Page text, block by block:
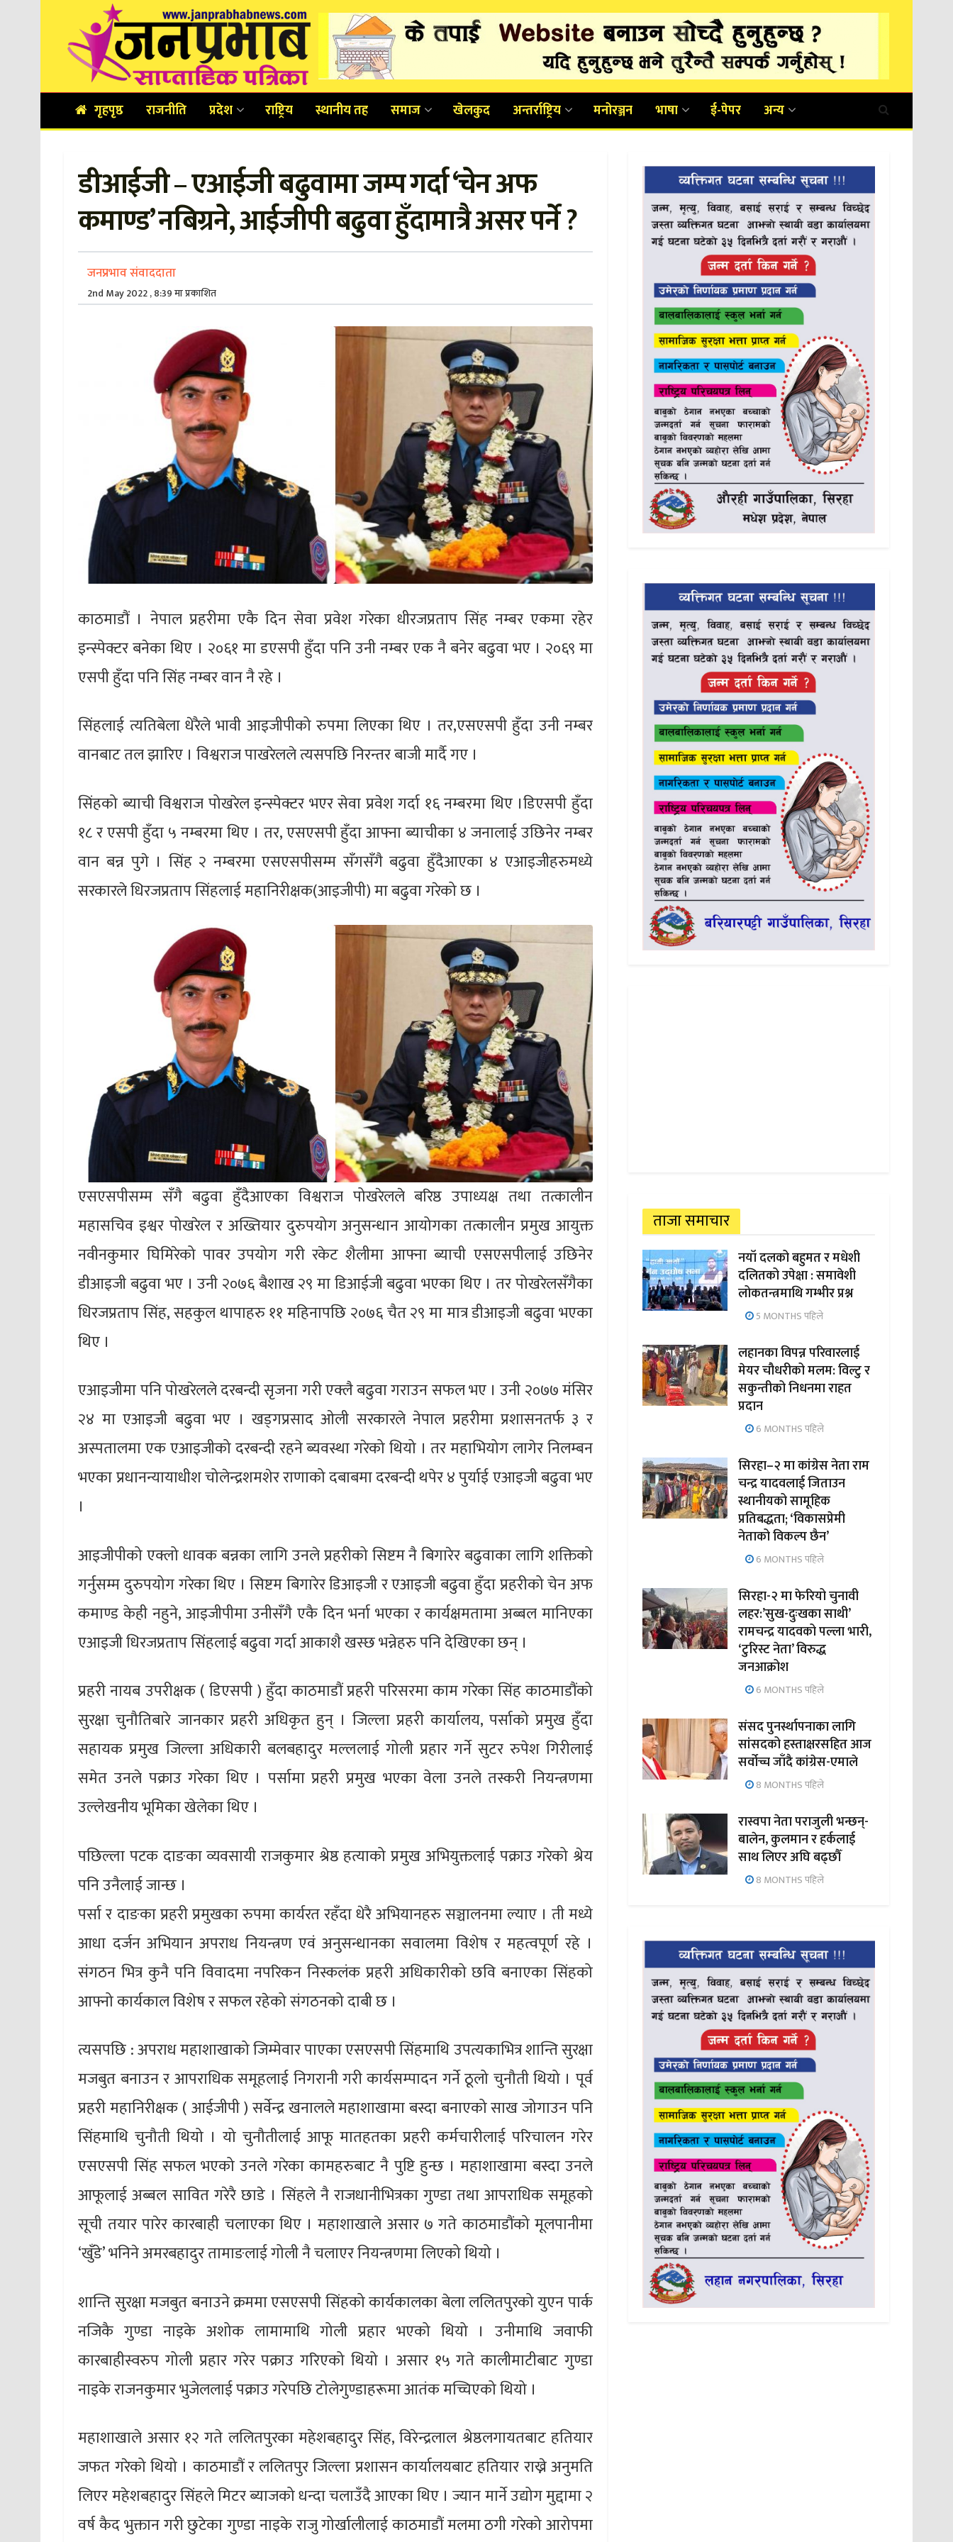
गृहपृष्ठ राजनीति प्रदेश राष्ट्रिय स्थानीय तह समाज खेलकुद अन्तर्राष्ट्रिय मनोरञ्जन भाषा ई-पेपर अन्य
डीआईजी – एआईजी बढुवामा जम्प गर्दा ‘चेन अफ
कमाण्ड’ नबिग्रने, आईजीपी बढुवा हुँदामात्रै असर पर्ने ?
जनप्रभाव संवाददाता
2nd May 2022 , 8:39 मा प्रकाशित
काठमाडौं । नेपाल प्रहरीमा एकै दिन सेवा प्रवेश गरेका धीरजप्रताप सिंह नम्बर एकमा रहेर
इन्स्पेक्टर बनेका थिए । २०६१ मा डएसपी हुँदा पनि उनी नम्बर एक नै बनेर बढुवा भए । २०६९ मा
एसपी हुँदा पनि सिंह नम्बर वान नै रहे ।
सिंहलाई त्यतिबेला धेरैले भावी आइजीपीको रुपमा लिएका थिए । तर,एसएसपी हुँदा उनी नम्बर
वानबाट तल झारिए । विश्वराज पाखरेलले त्यसपछि निरन्तर बाजी मार्दै गए ।
सिंहको ब्याची विश्वराज पोखरेल इन्स्पेक्टर भएर सेवा प्रवेश गर्दा १६ नम्बरमा थिए ।डिएसपी हुँदा
१८ र एसपी हुँदा ५ नम्बरमा थिए । तर, एसएसपी हुँदा आफ्ना ब्याचीका ४ जनालाई उछिनेर नम्बर
वान बन्न पुगे । सिंह २ नम्बरमा एसएसपीसम्म सँगसँगै बढुवा हुँदैआएका ४ एआइजीहरुमध्ये
सरकारले धिरजप्रताप सिंहलाई महानिरीक्षक(आइजीपी) मा बढुवा गरेको छ ।
एसएसपीसम्म सँगै बढुवा हुँदैआएका विश्वराज पोखरेलले बरिष्ठ उपाध्यक्ष तथा तत्कालीन
महासचिव इश्वर पोखरेल र अख्तियार दुरुपयोग अनुसन्धान आयोगका तत्कालीन प्रमुख आयुक्त
नवीनकुमार घिमिरेको पावर उपयोग गरी रकेट शैलीमा आफ्ना ब्याची एसएसपीलाई उछिनेर
डीआइजी बढुवा भए । उनी २०७६ बैशाख २९ मा डिआईजी बढुवा भएका थिए । तर पोखरेलसँगैका
धिरजप्रताप सिंह, सहकुल थापाहरु ११ महिनापछि २०७६ चैत २९ मा मात्र डीआइजी बढुवा भएका
थिए ।
एआइजीमा पनि पोखरेलले दरबन्दी सृजना गरी एक्लै बढुवा गराउन सफल भए । उनी २०७७ मंसिर
२४ मा एआइजी बढुवा भए । खड्गप्रसाद ओली सरकारले नेपाल प्रहरीमा प्रशासनतर्फ ३ र
अस्पतालमा एक एआइजीको दरबन्दी रहने ब्यवस्था गरेको थियो । तर महाभियोग लागेर निलम्बन
भएका प्रधानन्यायाधीश चोलेन्द्रशमशेर राणाको दबाबमा दरबन्दी थपेर ४ पुर्याई एआइजी बढुवा भए
।
आइजीपीको एक्लो धावक बन्नका लागि उनले प्रहरीको सिष्टम नै बिगारेर बढुवाका लागि शक्तिको
गर्नुसम्म दुरुपयोग गरेका थिए । सिष्टम बिगारेर डिआइजी र एआइजी बढुवा हुँदा प्रहरीको चेन अफ
कमाण्ड केही नहुने, आइजीपीमा उनीसँगै एकै दिन भर्ना भएका र कार्यक्षमतामा अब्बल मानिएका
एआइजी धिरजप्रताप सिंहलाई बढुवा गर्दा आकाशै खस्छ भन्नेहरु पनि देखिएका छन् ।
प्रहरी नायब उपरीक्षक ( डिएसपी ) हुँदा काठमाडौं प्रहरी परिसरमा काम गरेका सिंह काठमाडौंको
सुरक्षा चुनौतिबारे जानकार प्रहरी अधिकृत हुन् । जिल्ला प्रहरी कार्यालय, पर्साको प्रमुख हुँदा
सहायक प्रमुख जिल्ला अधिकारी बलबहादुर मल्ललाई गोली प्रहार गर्ने सुटर रुपेश गिरीलाई
समेत उनले पक्राउ गरेका थिए । पर्सामा प्रहरी प्रमुख भएका वेला उनले तस्करी नियन्त्रणमा
उल्लेखनीय भूमिका खेलेका थिए ।
पछिल्ला पटक दाङका व्यवसायी राजकुमार श्रेष्ठ हत्याको प्रमुख अभियुक्तलाई पक्राउ गरेको श्रेय
पनि उनैलाई जान्छ ।
पर्सा र दाङका प्रहरी प्रमुखका रुपमा कार्यरत रहँदा धेरै अभियानहरु सञ्चालनमा ल्याए । ती मध्ये
आधा दर्जन अभियान अपराध नियन्त्रण एवं अनुसन्धानका सवालमा विशेष र महत्वपूर्ण रहे ।
संगठन भित्र कुनै पनि विवादमा नपरिकन निस्कलंक प्रहरी अधिकारीको छवि बनाएका सिंहको
आफ्नो कार्यकाल विशेष र सफल रहेको संगठनको दाबी छ ।
त्यसपछि : अपराध महाशाखाको जिम्मेवार पाएका एसएसपी सिंहमाथि उपत्यकाभित्र शान्ति सुरक्षा
मजबुत बनाउन र आपराधिक समूहलाई निगरानी गरी कार्यसम्पादन गर्ने ठूलो चुनौती थियो । पूर्व
प्रहरी महानिरीक्षक ( आईजीपी ) सर्वेन्द्र खनालले महाशाखामा बस्दा बनाएको साख जोगाउन पनि
सिंहमाथि चुनौती थियो । यो चुनौतीलाई आफू मातहतका प्रहरी कर्मचारीलाई परिचालन गरेर
एसएसपी सिंह सफल भएको उनले गरेका कामहरुबाट नै पुष्टि हुन्छ । महाशाखामा बस्दा उनले
आफूलाई अब्बल सावित गरेरै छाडे । सिंहले नै राजधानीभित्रका गुण्डा तथा आपराधिक समूहको
सूची तयार पारेर कारबाही चलाएका थिए । महाशाखाले असार ७ गते काठमाडौंको मूलपानीमा
‘खुँडे’ भनिने अमरबहादुर तामाङलाई गोली नै चलाएर नियन्त्रणमा लिएको थियो ।
शान्ति सुरक्षा मजबुत बनाउने क्रममा एसएसपी सिंहको कार्यकालका बेला ललितपुरको युएन पार्क
नजिकै गुण्डा नाइके अशोक लामामाथि गोली प्रहार भएको थियो । उनीमाथि जवाफी
कारबाहीस्वरुप गोली प्रहार गरेर पक्राउ गरिएको थियो । असार १५ गते कालीमाटीबाट गुण्डा
नाइके राजनकुमार भुजेललाई पक्राउ गरेपछि टोलेगुण्डाहरूमा आतंक मच्चिएको थियो ।
महाशाखाले असार १२ गते ललितपुरका महेशबहादुर सिंह, विरेन्द्रलाल श्रेष्ठलगायतबाट हतियार
जफत गरेको थियो । काठमाडौं र ललितपुर जिल्ला प्रशासन कार्यालयबाट हतियार राख्ने अनुमति
लिएर महेशबहादुर सिंहले मिटर ब्याजको धन्दा चलाउँदै आएका थिए । ज्यान मार्ने उद्योग मुद्दामा २
वर्ष कैद भुक्तान गरी छुटेका गुण्डा नाइके राजु गोर्खालीलाई काठमाडौं मलमा ठगी गरेको आरोपमा
ताजा समाचार
नयाँ दलको बहुमत र मधेशी
दलितको उपेक्षा : समावेशी
लोकतन्त्रमाथि गम्भीर प्रश्न
5 MONTHS पहिले
लहानका विपन्न परिवारलाई
मेयर चौधरीको मलम: विल्टु र
सकुन्तीको निधनमा राहत
प्रदान
6 MONTHS पहिले
सिरहा–२ मा कांग्रेस नेता राम
चन्द्र यादवलाई जिताउन
स्थानीयको सामूहिक
प्रतिबद्धता; ‘विकासप्रेमी
नेताको विकल्प छैन’
6 MONTHS पहिले
सिरहा-२ मा फेरियो चुनावी
लहर:’सुख-दुःखका साथी’
रामचन्द्र यादवको पल्ला भारी,
‘टुरिस्ट नेता’ विरुद्ध
जनआक्रोश
6 MONTHS पहिले
संसद पुनर्स्थापनाका लागि
सांसदको हस्ताक्षरसहित आज
सर्वोच्च जाँदै कांग्रेस-एमाले
8 MONTHS पहिले
रास्वपा नेता पराजुली भन्छन्-
बालेन, कुलमान र हर्कलाई
साथ लिएर अघि बढ्छौँ
8 MONTHS पहिले